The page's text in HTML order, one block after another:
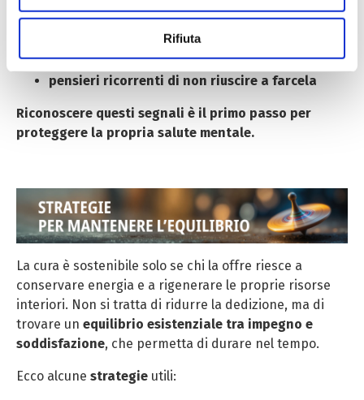
Utilizziamo cookie tecnici sempre attivi e necessari al
funzionamento del sito web, nonché cookie analitici non
anonimi e di profilazione, anche di terza parte, per
pubblicità, anche personalizzata. Per accettare i cookie
analitici e di profilazione, clicca su «Accetta tutti». Per
«RIFIUTA»; in questo caso, la navigazione proseguirà
esclusivamente con i cookie tecnici. Per maggiori
informazioni, ti invitiamo a leggere la nostra Cookie
Rifiuta
disturbi del sonno o dell’alimentazione
ansia, tristezza, apatia o irritabilità
sensazione di solitudine o di non essere capiti
pensieri ricorrenti di non riuscire a farcela
Riconoscere questi segnali è il primo passo per
proteggere la propria salute mentale.
La cura è sostenibile solo se chi la offre riesce a
conservare energia e a rigenerare le proprie risorse
interiori. Non si tratta di ridurre la dedizione, ma di
trovare un equilibrio esistenziale tra impegno e
soddisfazione, che permetta di durare nel tempo.
Ecco alcune strategie utili: